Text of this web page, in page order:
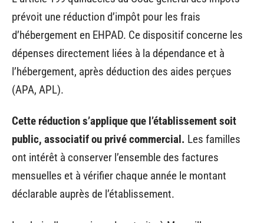
prévoit une réduction d’impôt pour les frais
d’hébergement en EHPAD. Ce dispositif concerne les
dépenses directement liées à la dépendance et à
l’hébergement, après déduction des aides perçues
(APA, APL).
Cette réduction s’applique que l’établissement soit
public, associatif ou privé commercial. Les familles
ont intérêt à conserver l’ensemble des factures
mensuelles et à vérifier chaque année le montant
déclarable auprès de l’établissement.